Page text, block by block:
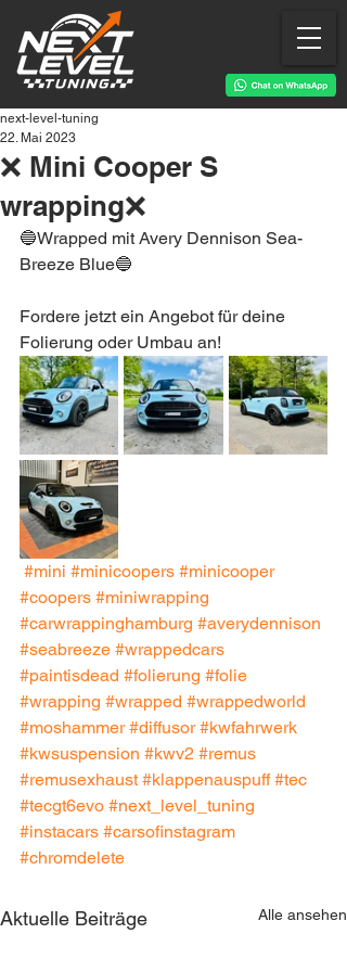
❌ Mini Cooper S
wrapping❌
next-level-tuning
22. Mai 2023
🔵Wrapped mit Avery Dennison Sea-
Breeze Blue🔵
Fordere jetzt ein Angebot für deine
Folierung oder Umbau an!
#mini #minicoopers #minicooper
#coopers #miniwrapping
#carwrappinghamburg #averydennison
#seabreeze #wrappedcars
#paintisdead #folierung #folie
#wrapping #wrapped #wrappedworld
#moshammer #diffusor #kwfahrwerk
#kwsuspension #kwv2 #remus
#remusexhaust #klappenauspuff #tec
#tecgt6evo #next_level_tuning
#instacars #carsofinstagram
#chromdelete
Aktuelle Beiträge Alle ansehen